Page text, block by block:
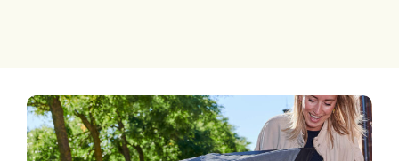
Family Pare-soleil